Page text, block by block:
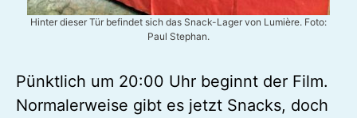
Hinter dieser Tür befindet sich das Snack-Lager von Lumière. Foto:
Paul Stephan.
Pünktlich um 20:00 Uhr beginnt der Film.
Normalerweise gibt es jetzt Snacks, doch